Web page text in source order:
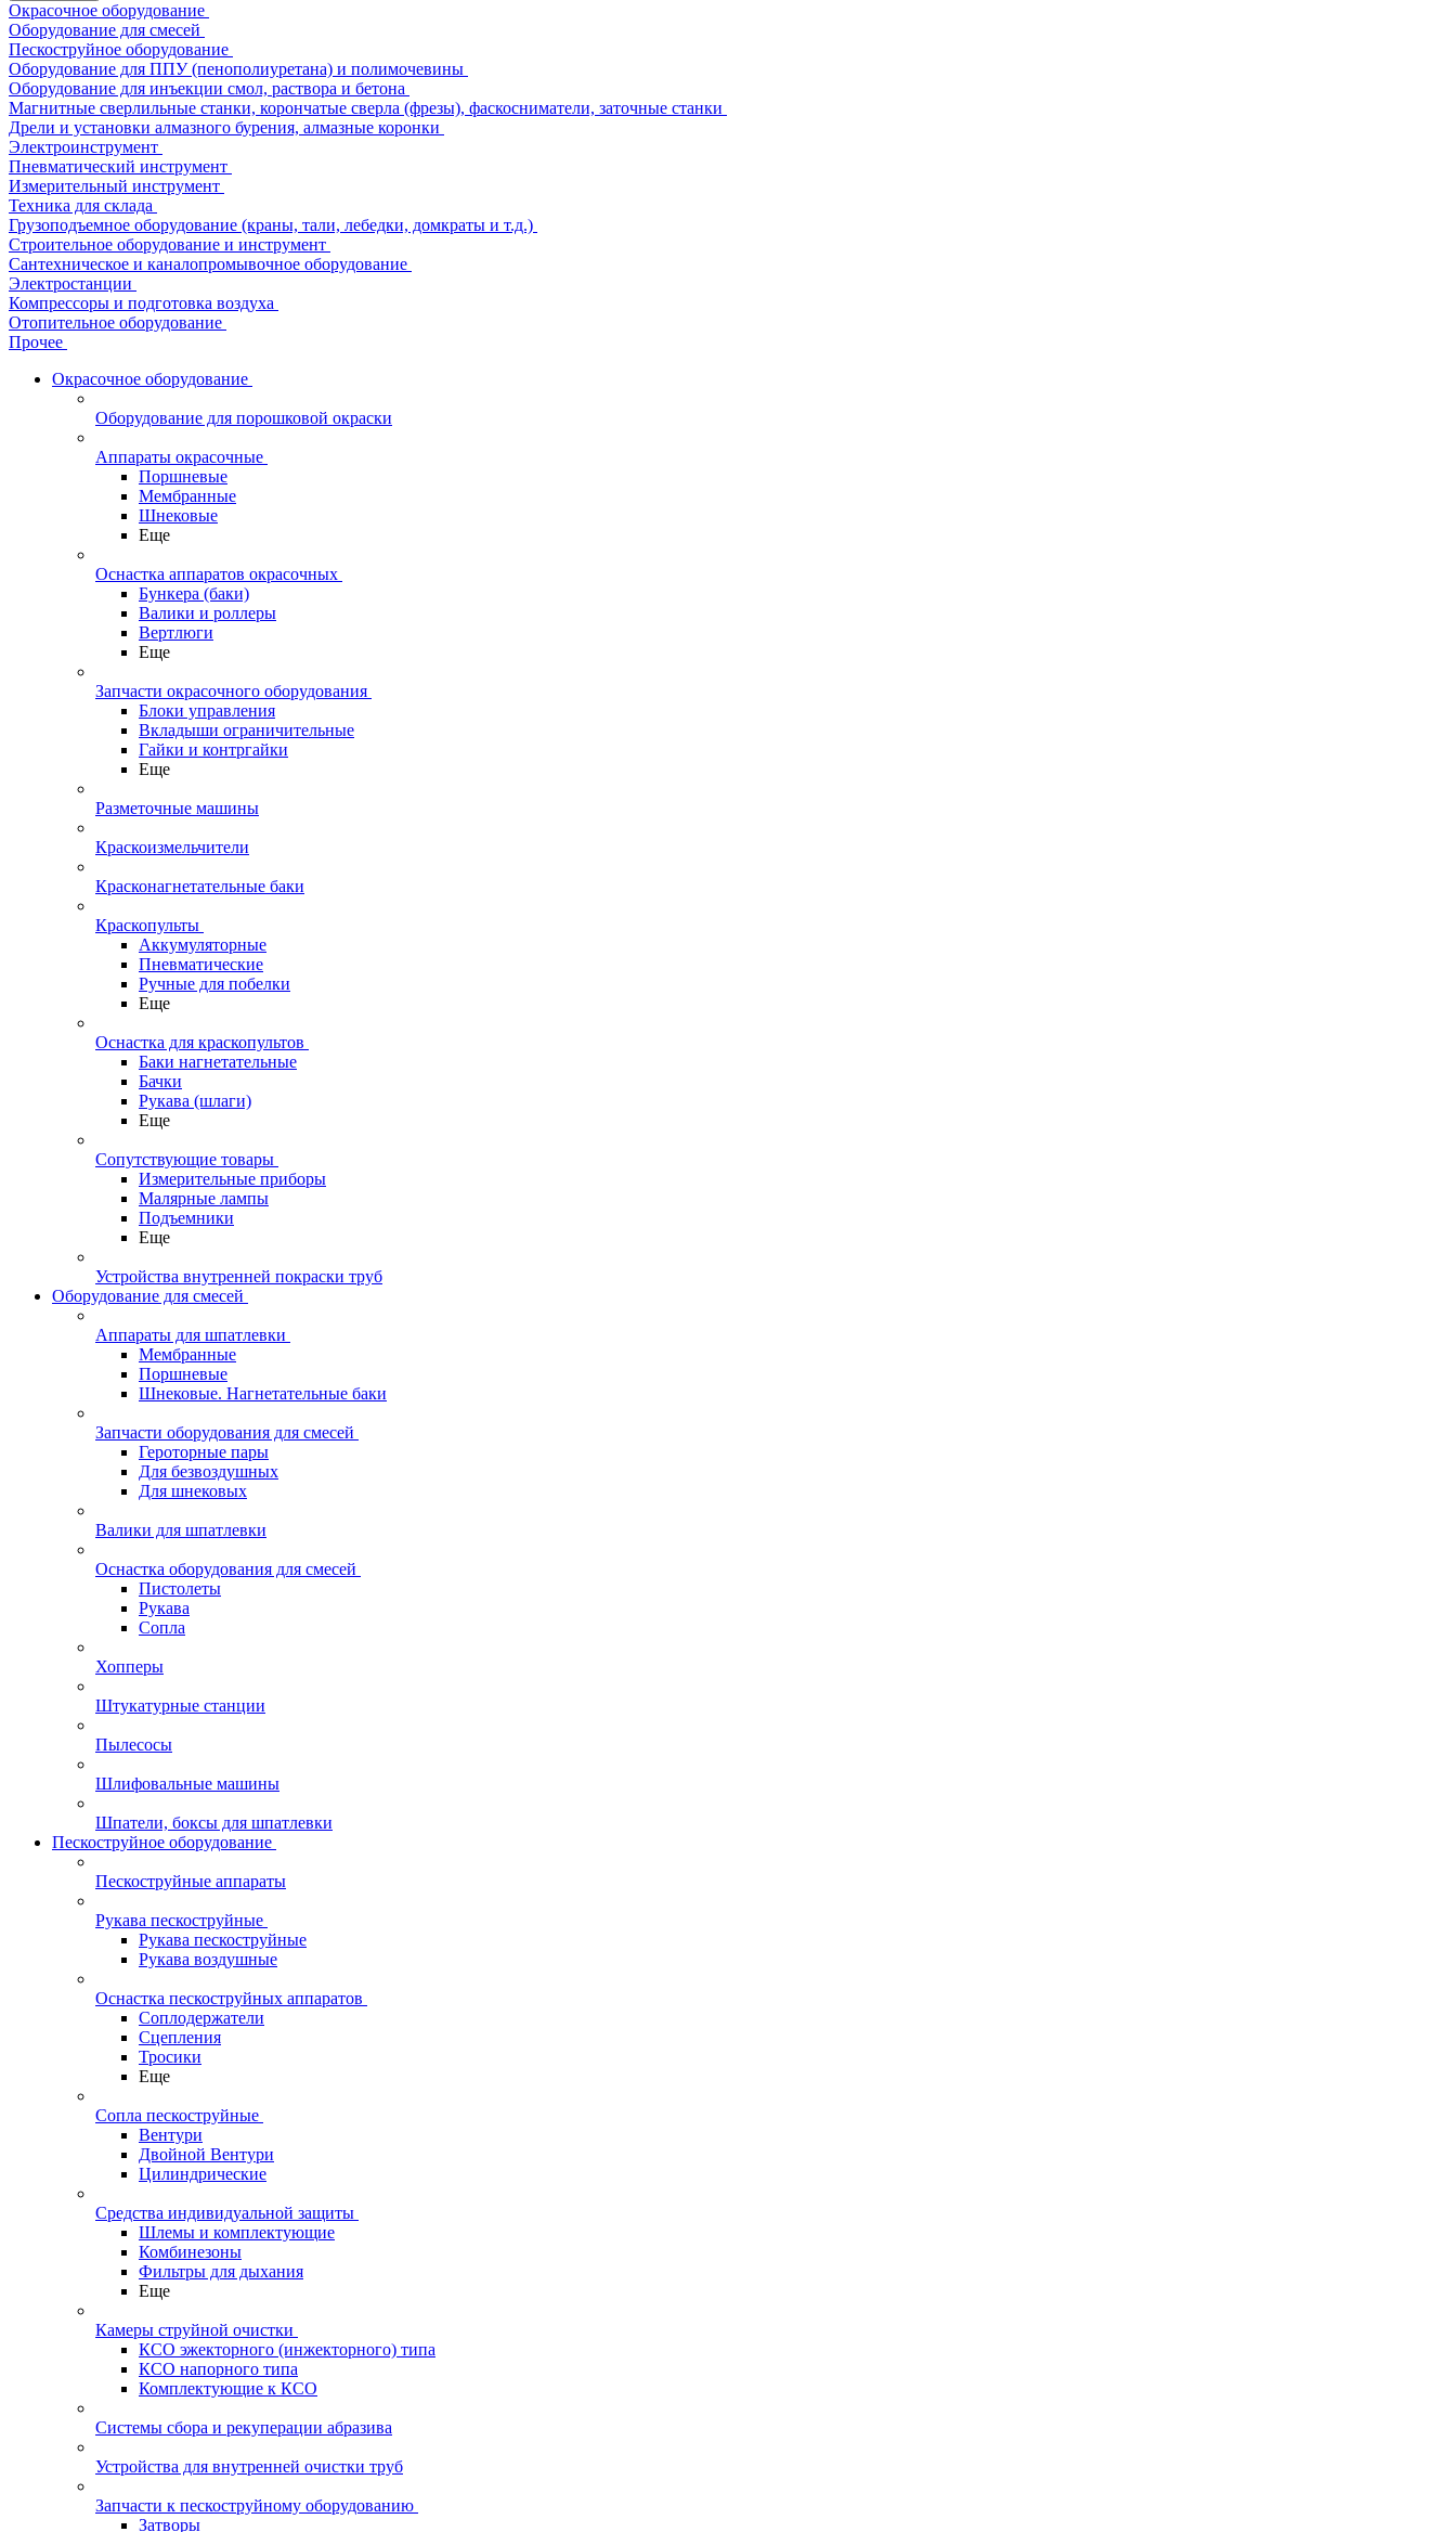
Окрасочное оборудование
Оборудование для смесей
Пескоструйное оборудование
Оборудование для ППУ (пенополиуретана) и полимочевины
Оборудование для инъекции смол, раствора и бетона
Магнитные сверлильные станки, корончатые сверла (фрезы), фаскосниматели, заточные станки
Дрели и установки алмазного бурения, алмазные коронки
Электроинструмент
Пневматический инструмент
Измерительный инструмент
Техника для склада
Грузоподъемное оборудование (краны, тали, лебедки, домкраты и т.д.)
Строительное оборудование и инструмент
Сантехническое и каналопромывочное оборудование
Электростанции
Компрессоры и подготовка воздуха
Отопительное оборудование
Прочее
Окрасочное оборудование
Оборудование для порошковой окраски
Аппараты окрасочные
Поршневые
Мембранные
Шнековые
Еще
Оснастка аппаратов окрасочных
Бункера (баки)
Валики и роллеры
Вертлюги
Еще
Запчасти окрасочного оборудования
Блоки управления
Вкладыши ограничительные
Гайки и контргайки
Еще
Разметочные машины
Краскоизмельчители
Красконагнетательные баки
Краскопульты
Аккумуляторные
Пневматические
Ручные для побелки
Еще
Оснастка для краскопультов
Баки нагнетательные
Бачки
Рукава (шлаги)
Еще
Сопутствующие товары
Измерительные приборы
Малярные лампы
Подъемники
Еще
Устройства внутренней покраски труб
Оборудование для смесей
Аппараты для шпатлевки
Мембранные
Поршневые
Шнековые. Нагнетательные баки
Запчасти оборудования для смесей
Героторные пары
Для безвоздушных
Для шнековых
Валики для шпатлевки
Оснастка оборудования для смесей
Пистолеты
Рукава
Сопла
Хопперы
Штукатурные станции
Пылесосы
Шлифовальные машины
Шпатели, боксы для шпатлевки
Пескоструйное оборудование
Пескоструйные аппараты
Рукава пескоструйные
Рукава пескоструйные
Рукава воздушные
Оснастка пескоструйных аппаратов
Соплодержатели
Сцепления
Тросики
Еще
Сопла пескоструйные
Вентури
Двойной Вентури
Цилиндрические
Средства индивидуальной защиты
Шлемы и комплектующие
Комбинезоны
Фильтры для дыхания
Еще
Камеры струйной очистки
КСО эжекторного (инжекторного) типа
КСО напорного типа
Комплектующие к КСО
Системы сбора и рекуперации абразива
Устройства для внутренней очистки труб
Запчасти к пескоструйному оборудованию
Затворы